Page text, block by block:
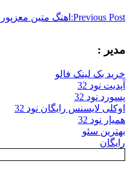
Previous Post: اهنگ متین
مدیر :
خرید بک لینک فالو
آپدیت نود 32
پسورد نود 32
اوکلی لایسنس رایگان نود 32
همیار نود 32
بهترین سئو
رایگان